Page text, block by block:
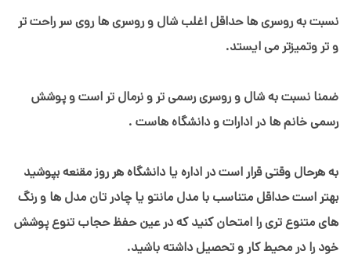
نسبت به روسری ها حداقل اغلب شال و روسری ها روی سر راحت تر
و تر وتمیزتر می ایستد.
ضمنا نسبت به شال و روسری رسمی تر و نرمال تر است و پوشش
رسمی خانم ها در ادارات و دانشگاه هاست .
به هرحال وقتی قرار است در اداره یا دانشگاه هر روز مقنعه بپوشید
بهتر است حداقل متناسب با مدل مانتو یا چادر تان مدل ها و رنگ
های متنوع تری را امتحان کنید که در عین حفظ حجاب تنوع پوشش
خود را در محیط کار و تحصیل داشته باشید.